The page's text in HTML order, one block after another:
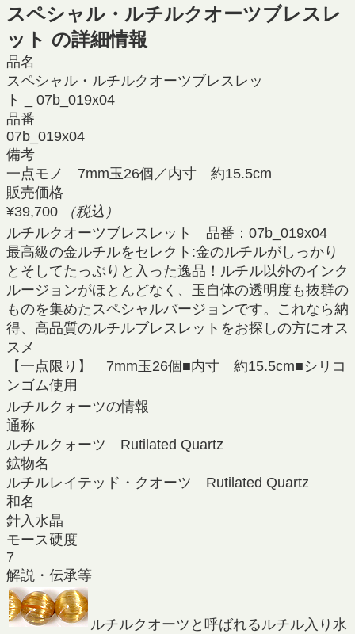
スペシャル・ルチルクオーツブレスレ
ット の詳細情報
品名
スペシャル・ルチルクオーツブレスレッ
ト _ 07b_019x04
品番
07b_019x04
備考
一点モノ 7mm玉26個／内寸 約15.5cm
販売価格
¥39,700
（税込）
ルチルクオーツブレスレット 品番：07b_019x04
最高級の金ルチルをセレクト:金のルチルがしっかり
とそしてたっぷりと入った逸品！ルチル以外のインク
ルージョンがほとんどなく、玉自体の透明度も抜群の
ものを集めたスペシャルバージョンです。これなら納
得、高品質のルチルブレスレットをお探しの方にオス
スメ
【一点限り】 7mm玉26個■内寸 約15.5cm■シリコ
ンゴム使用
ルチルクォーツの情報
通称
ルチルクォーツ Rutilated Quartz
鉱物名
ルチルレイテッド・クオーツ Rutilated Quartz
和名
針入水晶
モース硬度
7
解説・伝承等
ルチルクオーツと呼ばれるルチル入り水